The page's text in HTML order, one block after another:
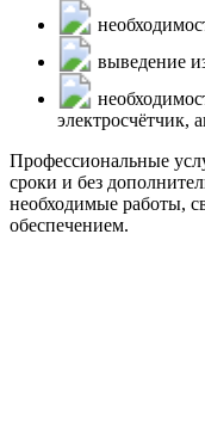
выведение
электросчётчик,
Профессиональные
сроки и без
необходимые работы,
обеспечением.